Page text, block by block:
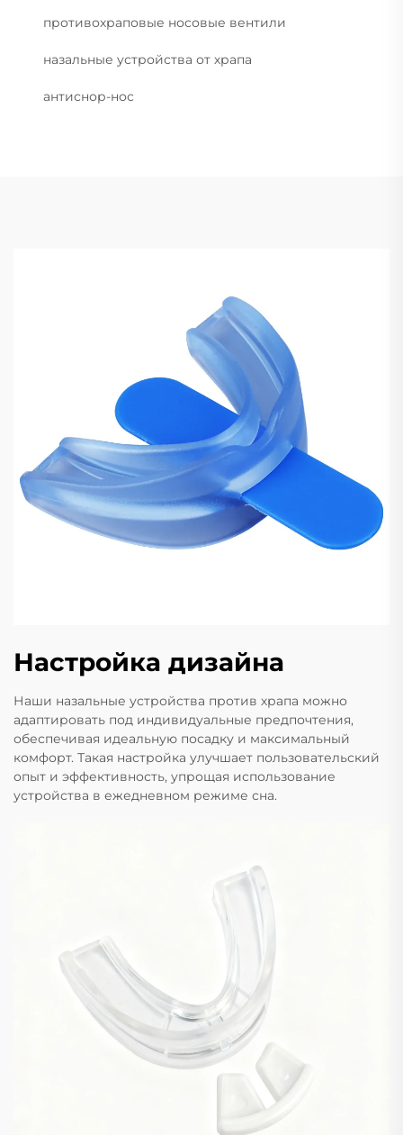
противохраповые носовые вентили
назальные устройства от храпа
антиснор-нос
Настройка дизайна
Наши назальные устройства против храпа можно
адаптировать под индивидуальные предпочтения,
обеспечивая идеальную посадку и максимальный
комфорт. Такая настройка улучшает пользовательский
опыт и эффективность, упрощая использование
устройства в ежедневном режиме сна.